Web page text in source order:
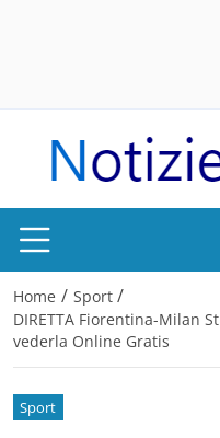
Home / Sport /
DIRETTA Fiorentina-Milan
vederla Online Gratis
Sport